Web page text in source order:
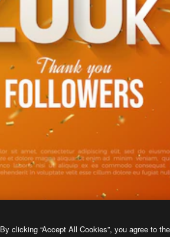
By clicking “Accept All Cookies”, you agree to